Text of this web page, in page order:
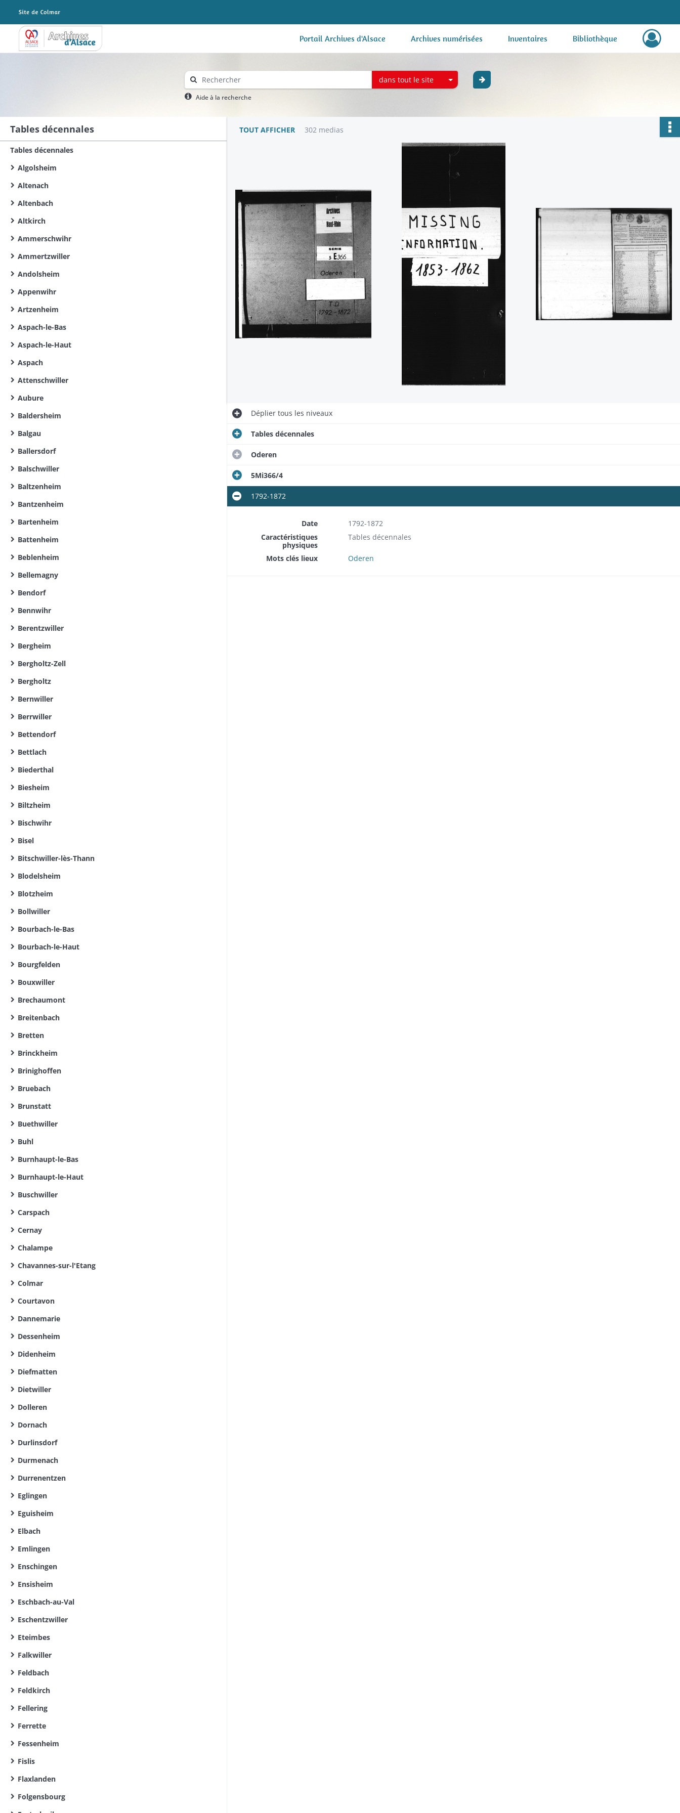
Archives Alsace - Colmar Portail Archives d'Alsace Archives numérisées Inventaires Bibliothèque
dans tout le site
Aide à la recherche
Tables décennales
Tables décennales
Algolsheim
Altenach
Altenbach
Altkirch
Ammerschwihr
Ammertzwiller
Andolsheim
Appenwihr
Artzenheim
Aspach-le-Bas
Aspach-le-Haut
Aspach
Attenschwiller
Aubure
Baldersheim
Balgau
Ballersdorf
Balschwiller
Baltzenheim
Bantzenheim
Bartenheim
Battenheim
Beblenheim
Bellemagny
Bendorf
Bennwihr
Berentzwiller
Bergheim
Bergholtz-Zell
Bergholtz
Bernwiller
Berrwiller
Bettendorf
Bettlach
Biederthal
Biesheim
Biltzheim
Bischwihr
Bisel
Bitschwiller-lès-Thann
Blodelsheim
Blotzheim
Bollwiller
Bourbach-le-Bas
Bourbach-le-Haut
Bourgfelden
Bouxwiller
Brechaumont
Breitenbach
Bretten
Brinckheim
Brinighoffen
Bruebach
Brunstatt
Buethwiller
Buhl
Burnhaupt-le-Bas
Burnhaupt-le-Haut
Buschwiller
Carspach
Cernay
Chalampe
Chavannes-sur-l'Etang
Colmar
Courtavon
Dannemarie
Dessenheim
Didenheim
Diefmatten
Dietwiller
Dolleren
Dornach
Durlinsdorf
Durmenach
Durrenentzen
Eglingen
Eguisheim
Elbach
Emlingen
Enschingen
Ensisheim
Eschbach-au-Val
Eschentzwiller
Eteimbes
Falkwiller
Feldbach
Feldkirch
Fellering
Ferrette
Fessenheim
Fislis
Flaxlanden
Folgensbourg
TOUT AFFICHER 302 medias
Dépliertous les niveaux
Tables décennales
Oderen
5Mi366/4
1792-1872
Date
1792-1872
Caractéristiques
physiques
Tables décennales
Mots clés lieux Oderen